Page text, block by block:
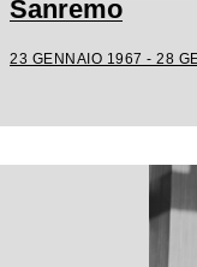
Sanremo
23 GENNAIO 1967 - 28